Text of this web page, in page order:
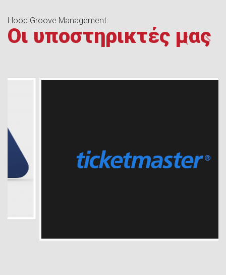
Hood Groove Management
Οι υποστηρικτές μας